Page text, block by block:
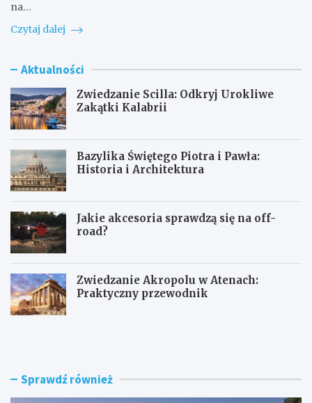
na…
Czytaj dalej
Aktualności
Zwiedzanie Scilla: Odkryj Urokliwe
Zakątki Kalabrii
Bazylika Świętego Piotra i Pawła:
Historia i Architektura
Jakie akcesoria sprawdzą się na off-
road?
Zwiedzanie Akropolu w Atenach:
Praktyczny przewodnik
Z
z
B
i Sprawdź również